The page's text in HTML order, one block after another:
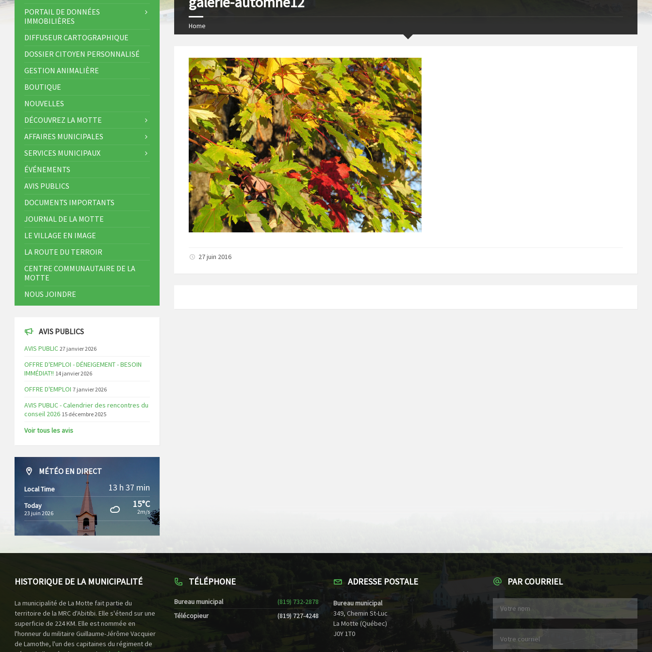
Home
27 juin 2016
PORTAIL DE DONNÉES
IMMOBILIÈRES
DIFFUSEUR CARTOGRAPHIQUE
DOSSIER CITOYEN PERSONNALISÉ
GESTION ANIMALIÈRE
BOUTIQUE
NOUVELLES
DÉCOUVREZ LA MOTTE
AFFAIRES MUNICIPALES
SERVICES MUNICIPAUX
ÉVÉNEMENTS
AVIS PUBLICS
DOCUMENTS IMPORTANTS
JOURNAL DE LA MOTTE
LE VILLAGE EN IMAGE
LA ROUTE DU TERROIR
CENTRE COMMUNAUTAIRE DE LA
MOTTE
NOUS JOINDRE
AVIS PUBLICS
AVIS PUBLIC 27 janvier 2026
OFFRE D'EMPLOI - DÉNEIGEMENT - BESOIN
IMMÉDIAT!! 14 janvier 2026
OFFRE D'EMPLOI 7 janvier 2026
AVIS PUBLIC - Calendrier des rencontres du
conseil 2026 15 décembre 2025
Voir tous les avis
MÉTÉO EN DIRECT
Local Time 13 h 37 min
Today
23 juin 2026
15°C
2m/s
HISTORIQUE DE LA MUNICIPALITÉ
La municipalité de La Motte fait partie du
territoire de la MRC d'Abitibi. Elle s'étend sur une
superficie de 224 KM. Elle est nommée en
l'honneur du militaire Guillaume-Jérôme Vacquier
de Lamothe, l'un des capitaines du régiment de
TÉLÉPHONE
Bureau municipal
(819) 732-2878
Télécopieur
(819) 727-4248
ADRESSE POSTALE
Bureau municipal
349, Chemin St-Luc
La Motte (Québec)
J0Y 1T0
PAR COURRIEL
s